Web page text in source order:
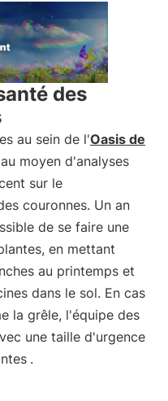
des
au sein de l'Oasis de
moyen d'analyses
sur le
couronnes. Un an
de se faire une
en mettant
au printemps et
dans le sol. En cas
la grêle, l'équipe des
une taille d'urgence
.